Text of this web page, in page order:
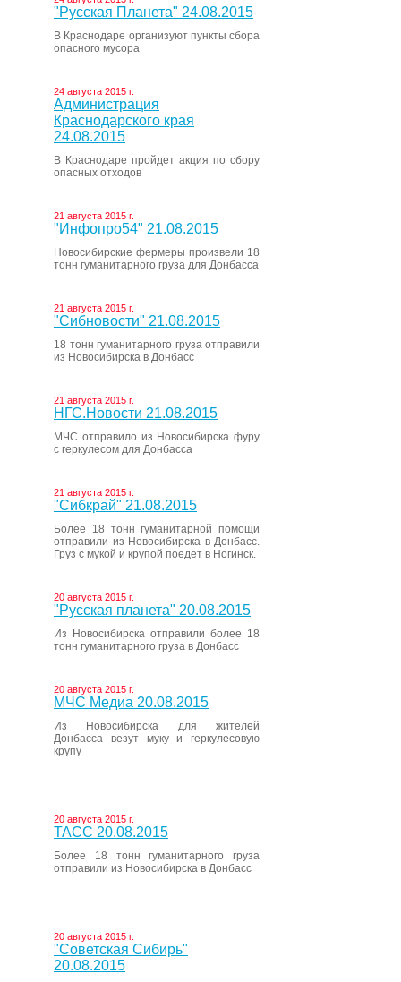
"Русская Планета" 24.08.2015
В Краснодаре организуют пункты сбора
опасного мусора
24 августа 2015 г.
Администрация
Краснодарского края
24.08.2015
В Краснодаре пройдет акция по сбору
опасных отходов
21 августа 2015 г.
"Инфопро54" 21.08.2015
Новосибирские фермеры произвели 18
тонн гуманитарного груза для Донбасса
21 августа 2015 г.
"Сибновости" 21.08.2015
18 тонн гуманитарного груза отправили
из Новосибирска в Донбасс
21 августа 2015 г.
НГС.Новости 21.08.2015
МЧС отправило из Новосибирска фуру
с геркулесом для Донбасса
21 августа 2015 г.
"Сибкрай" 21.08.2015
Более 18 тонн гуманитарной помощи
отправили из Новосибирска в Донбасс.
Груз с мукой и крупой поедет в Ногинск.
20 августа 2015 г.
"Русская планета" 20.08.2015
Из Новосибирска отправили более 18
тонн гуманитарного груза в Донбасс
20 августа 2015 г.
МЧС Медиа 20.08.2015
Из Новосибирска для жителей
Донбасса везут муку и геркулесовую
крупу
20 августа 2015 г.
ТАСС 20.08.2015
Более 18 тонн гуманитарного груза
отправили из Новосибирска в Донбасс
20 августа 2015 г.
"Советская Сибирь"
20.08.2015